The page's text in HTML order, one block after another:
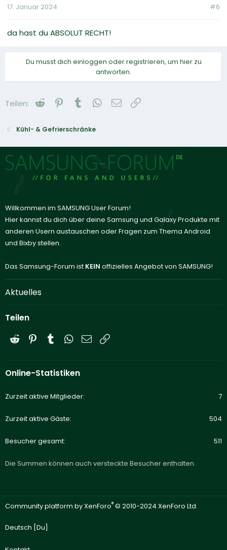
17. Januar 2024 #6
da hast du ABSOLUT RECHT!
Du musst dich einloggen oder registrieren, um hier zu
antworten.
Teilen: Reddit Pinterest
Tumblr WhatsApp
E-Mail
Kühl- & Gefrierschränke
Willkommen im SAMSUNG User Forum!
Hier kannst du dich über deine Samsung und Galaxy Produkte mit
anderen Usern austauschen oder Fragen zum Thema Android
und Bixby stellen.
Das Samsung-Forum ist KEIN offizielles Angebot von SAMSUNG!
Aktuelles
Teilen
Reddit PinterestTumblrWhatsApp
E-Mail
Online-Statistiken
Zurzeit aktive Mitglieder 7
Zurzeit aktive Gäste 504
Besucher gesamt 511
Die Summen können auch versteckte Besucher enthalten.
Community platform by XenForo® © 2010-2024 XenForo Ltd.
Deutsch [Du]